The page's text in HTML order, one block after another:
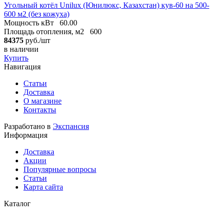
Угольный котёл Unilux (Юнилюкс, Казахстан) кув-60 на 500-
600 м2 (без кожуха)
Мощность кВт
60.00
Площадь отопления, м2
600
84375 руб./шт
в наличии
Купить
Навигация
Статьи
Доставка
О магазине
Контакты
Разработано в Экспансия
Информация
Доставка
Акции
Популярные вопросы
Статьи
Карта сайта
Каталог